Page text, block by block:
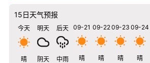
15日天气预报
今天
晴
明天
阴天
后天
中雨
09-21
晴
09-22
晴
09-23
晴
09-24
晴